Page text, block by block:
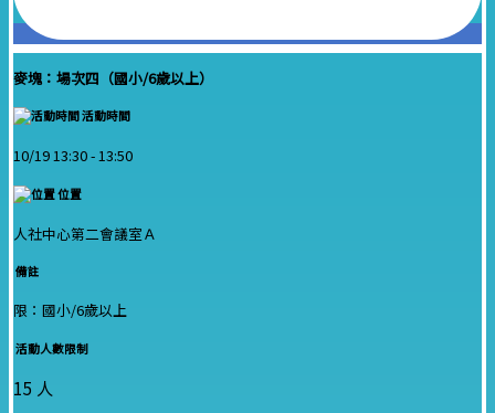
麥塊：場次四（國小/6歲以上）
活動時間
10/19 13:30 -13:50
位置
人社中心第二會議室Ａ
備註
限：國小/6歲以上
活動人數限制
15 人